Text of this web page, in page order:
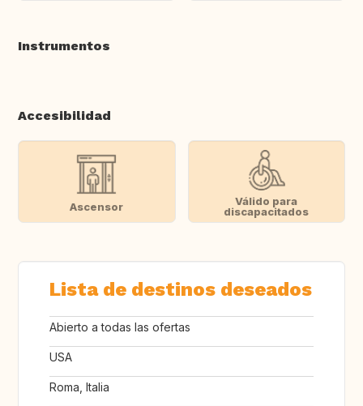
Instrumentos
Accesibilidad
Ascensor
Válido para
discapacitados
Lista de destinos deseados
Abierto a todas las ofertas
USA
Roma, Italia